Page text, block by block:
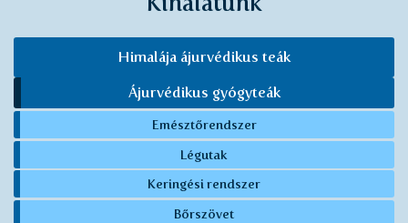
Himalája ájurvédikus teák
Ájurvédikus gyógyteák
Emésztőrendszer
Légutak
Keringési rendszer
Bőrszövet